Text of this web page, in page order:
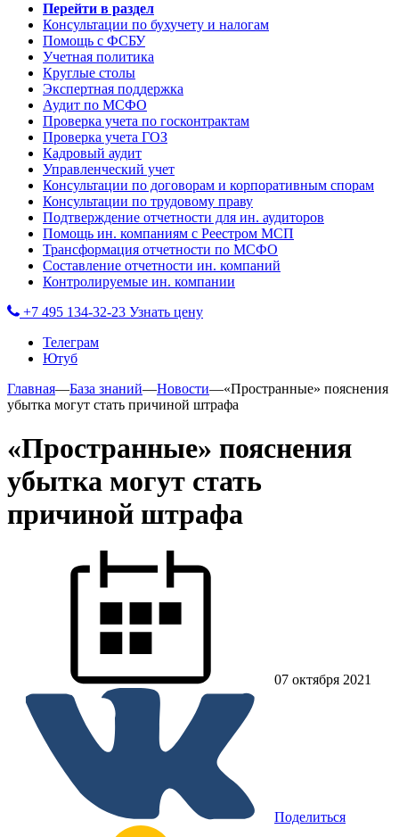
Перейти в раздел
Консультации по бухучету и налогам
Помощь с ФСБУ
Учетная политика
Круглые столы
Экспертная поддержка
Аудит по МСФО
Проверка учета по госконтрактам
Проверка учета ГОЗ
Кадровый аудит
Управленческий учет
Консультации по договорам и корпоративным спорам
Консультации по трудовому праву
Подтверждение отчетности для ин. аудиторов
Помощь ин. компаниям с Реестром МСП
Трансформация отчетности по МСФО
Составление отчетности ин. компаний
Контролируемые ин. компании
+7 495 134-32-23 Узнать цену
Телеграм
Ютуб
Главная—База знаний—Новости—«Пространные» пояснения
убытка могут стать причиной штрафа
«Пространные» пояснения
убытка могут стать
причиной штрафа
07 октября 2021
Поделиться